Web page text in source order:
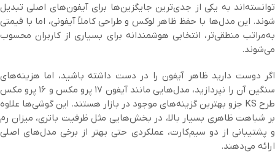
توانسته‌اند به یکی از جدی‌ترین جایگزین‌ها برای آیفون‌های اصلی تبدیل
شوند. این مدل‌ها با حفظ ظاهر لوکس و طراحی کاملاً آیفونی، اما با قیمتی
به‌مراتب منطقی‌تر، انتخابی هوشمندانه برای بسیاری از کاربران محسوب
می‌شوند.
اگر دوست دارید ظاهر آیفون را در دست داشته باشید، اما هزینه‌های
سنگین آن را نپردازید، مدل‌هایی مانند آیفون ۱۷ پرو مکس و ۱۶ پرو مکس
طرح KS جزو بهترین گزینه‌های موجود در بازار هستند. این گوشی‌ها علاوه
بر شباهت ظاهری بسیار بالا، در بخش‌هایی مثل ظرفیت باتری، میزان رم
و پشتیبانی از دو سیم‌کارت، عملکردی حتی بهتر از برخی مدل‌های اصلی
ارائه می‌دهند.